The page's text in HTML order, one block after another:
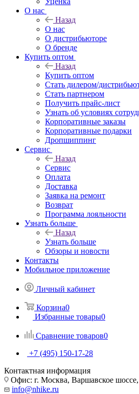
О нас
Назад
О нас
О дистрибьюторе
О бренде
Купить оптом
Назад
Купить оптом
Стать дилером/
Стать партнером
Получить прайс-лист
Узнать об условиях
Корпоративные заказы
Корпоративные подарки
Дропшиппинг
Сервис
Назад
Сервис
Оплата
Доставка
Заявка на ремонт
Возврат
Программа лояльности
Узнать больше
Назад
Узнать больше
Обзоры и новости
Контакты
Мобильное приложение
Личный кабинет
Корзина0
Избранные товары0
Сравнение товаров0
+7 (495) 150-17-28
Контактная информация
Офис: г. Москва, Варшавское
info@nhike.ru